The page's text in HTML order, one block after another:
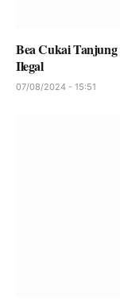
Bea Cukai
Ilegal
07/08/2024 - 15:51